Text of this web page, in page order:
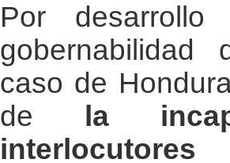
Por
gobernabilidad
caso de
de
la